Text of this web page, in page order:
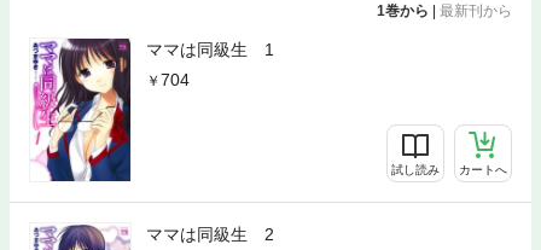
1巻から | 最新刊から
ママは同級生 1
704
試し読み カートへ
ママは同級生 2